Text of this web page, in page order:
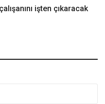
işten çıkaracak